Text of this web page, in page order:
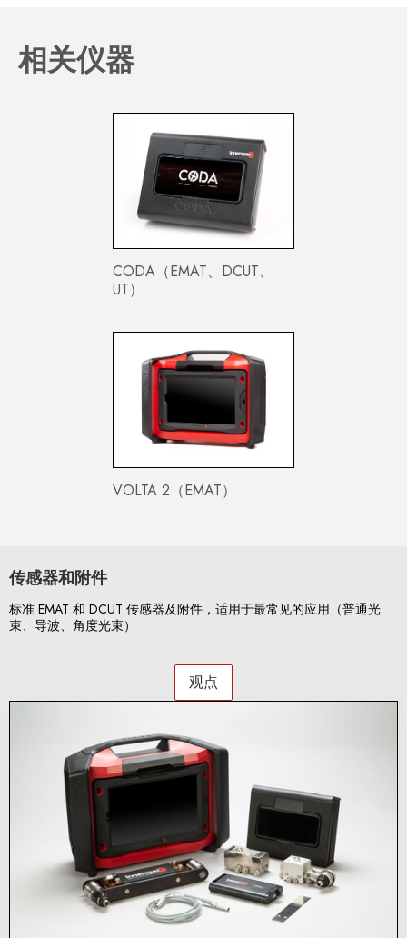
相关仪器
CODA（EMAT、DCUT、
UT）
VOLTA 2（EMAT）
传感器和附件
标准 EMAT 和 DCUT 传感器及附件，适用于最常见的应用（普通光
束、导波、角度光束）
观点